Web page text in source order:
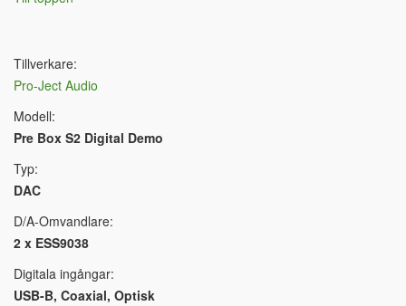
Tillverkare:
Pro-Ject Audio
Modell:
Pre Box S2 Digital Demo
Typ:
DAC
D/A-Omvandlare:
2 x ESS9038
Digitala ingångar:
USB-B, Coaxial, Optisk